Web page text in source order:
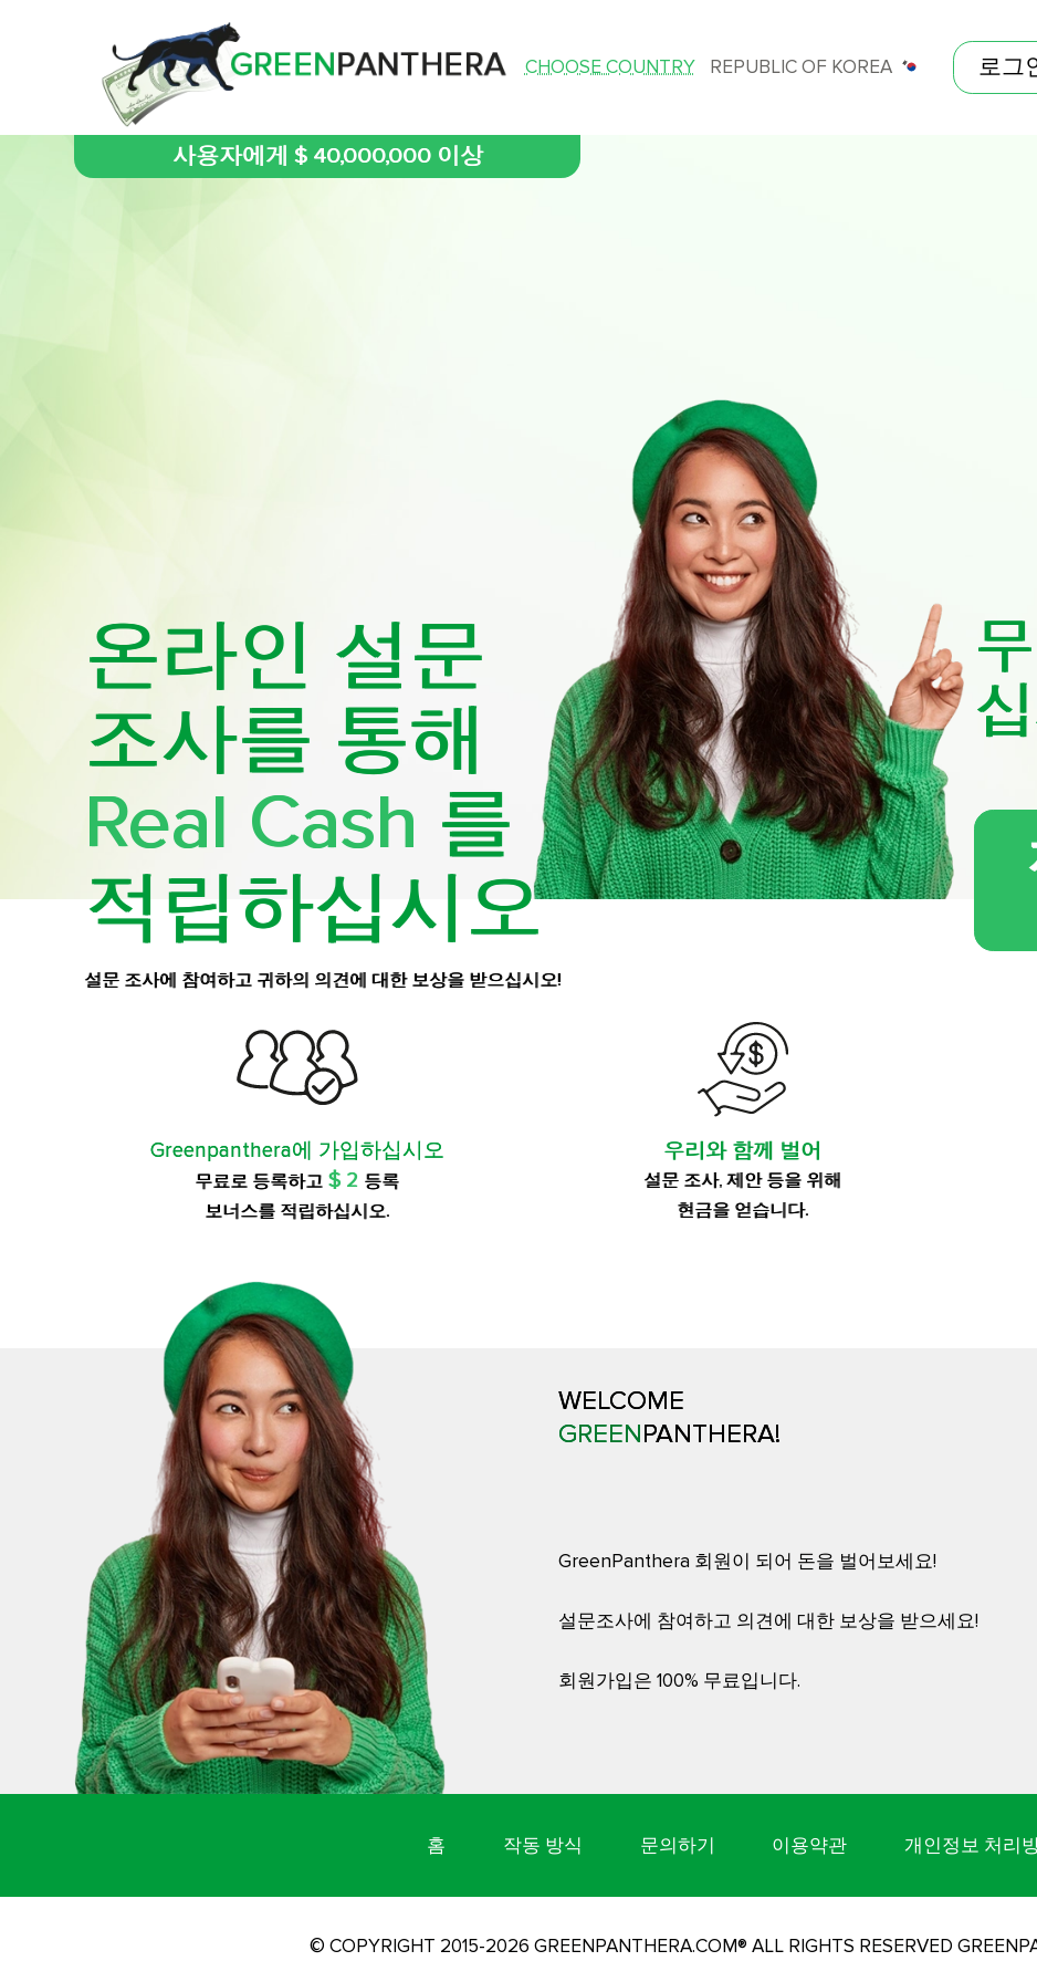
CHOOSE COUNTRY REPUBLIC OF KOREA 로그
사용자에게 $ 40,000,000 이상
온라인 설문
조사를 통해
Real Cash 를
적립하십시오
설문 조사에 참여하고 귀하의 의견에 대한 보상을 받으십시오!
Greenpanthera에 가입하십시오
무료로 등록하고 $ 2 등록
보너스를 적립하십시오.
우리와 함께 벌어
설문 조사, 제안 등을 위해
현금을 얻습니다.
WELCOME
GREENPANTHERA!
GreenPanthera 회원이 되어 돈을 벌어보세요!
설문조사에 참여하고 의견에 대한 보상을 받으세요!
회원가입은 100% 무료입니다.
홈 작동 방식 문의하기 이용약관 개인정보 처리
© COPYRIGHT 2015-2026 GREENPANTHERA.COM® ALL RIGHTS RESERVED